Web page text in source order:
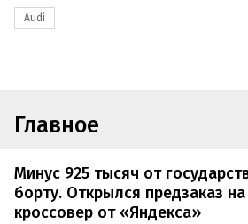
Audi
Главное
Минус 925 тысяч от
борту. Открылся предзаказ
кроссовер от «Яндекса»